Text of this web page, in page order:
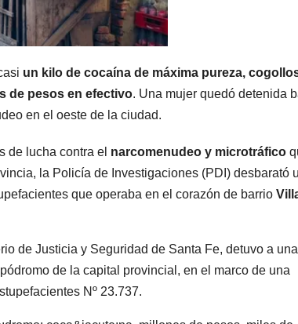
un kilo de cocaína de máxima pureza,
de pesos en efectivo. Una mujer quedó detenida
en el oeste de la ciudad.
de lucha contra el narcomenudeo y microtráfico
la Policía de Investigaciones (PDI) desbarató
que operaba en el corazón de barrio
de Justicia y Seguridad de Santa Fe, detuvo a una
de la capital provincial, en el marco de una
Nº 23.737.